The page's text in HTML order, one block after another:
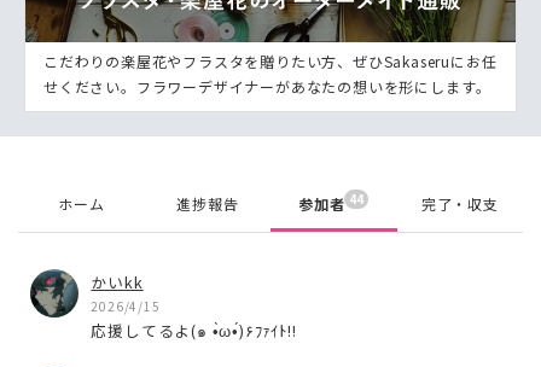
こだわりの楽屋花やフラスタを贈りたい方、ぜひSakaseruにお任
せください。フラワーデザイナーがあなたの想いを形にします。
ホーム 進捗報告 参加者 44 完了・収支
かいkk
2026/4/15
応援してるよ(๑ •̀ω•́)۶ﾌｧｲﾄ!!